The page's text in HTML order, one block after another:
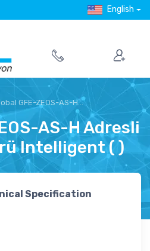
English
GFE-ZEOS-AS-H...
AS-H Adresli
Intelligent ( )
Specification